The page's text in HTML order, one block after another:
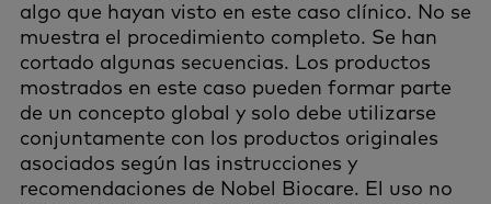
algo que hayan visto en este caso clínico. No se
muestra el procedimiento completo. Se han
cortado algunas secuencias. Los productos
mostrados en este caso pueden formar parte
de un concepto global y solo debe utilizarse
conjuntamente con los productos originales
asociados según las instrucciones y
recomendaciones de Nobel Biocare. El uso no